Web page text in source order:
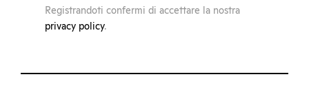
Registrandoti confermi di accettare la nostra
privacy policy.